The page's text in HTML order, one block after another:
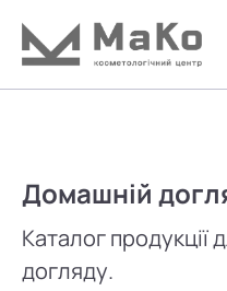
Домашній
Каталог
догляду.